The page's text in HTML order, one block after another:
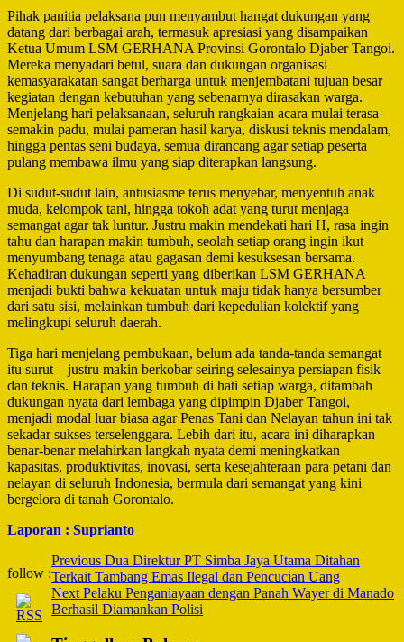
Pihak panitia pelaksana pun menyambut hangat dukungan yang
datang dari berbagai arah, termasuk apresiasi yang disampaikan
Ketua Umum LSM GERHANA Provinsi Gorontalo Djaber Tangoi.
Mereka menyadari betul, suara dan dukungan organisasi
kemasyarakatan sangat berharga untuk menjembatani tujuan besar
kegiatan dengan kebutuhan yang sebenarnya dirasakan warga.
Menjelang hari pelaksanaan, seluruh rangkaian acara mulai terasa
semakin padu, mulai pameran hasil karya, diskusi teknis mendalam,
hingga pentas seni budaya, semua dirancang agar setiap peserta
pulang membawa ilmu yang siap diterapkan langsung.
Di sudut‑sudut lain, antusiasme terus menyebar, menyentuh anak
muda, kelompok tani, hingga tokoh adat yang turut menjaga
semangat agar tak luntur. Justru makin mendekati hari H, rasa ingin
tahu dan harapan makin tumbuh, seolah setiap orang ingin ikut
menyumbang tenaga atau gagasan demi kesuksesan bersama.
Kehadiran dukungan seperti yang diberikan LSM GERHANA
menjadi bukti bahwa kekuatan untuk maju tidak hanya bersumber
dari satu sisi, melainkan tumbuh dari kepedulian kolektif yang
melingkupi seluruh daerah.
Tiga hari menjelang pembukaan, belum ada tanda‑tanda semangat
itu surut—justru makin berkobar seiring selesainya persiapan fisik
dan teknis. Harapan yang tumbuh di hati setiap warga, ditambah
dukungan nyata dari lembaga yang dipimpin Djaber Tangoi,
menjadi modal luar biasa agar Penas Tani dan Nelayan tahun ini tak
sekadar sukses terselenggara. Lebih dari itu, acara ini diharapkan
benar‑benar melahirkan langkah nyata demi meningkatkan
kapasitas, produktivitas, inovasi, serta kesejahteraan para petani dan
nelayan di seluruh Indonesia, bermula dari semangat yang kini
bergelora di tanah Gorontalo.
Laporan : Suprianto
follow :
Post
Navigation
Previous Dua Direktur PT Simba Jaya Utama Ditahan
Terkait Tambang Emas Ilegal dan Pencucian Uang
Next Pelaku Penganiayaan dengan Panah Wayer di Manado
Berhasil Diamankan Polisi